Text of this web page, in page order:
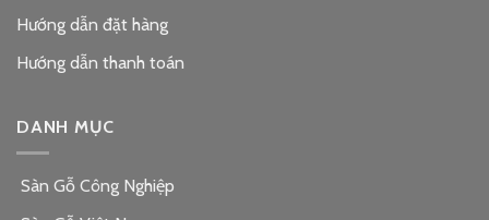
Hướng dẫn đặt hàng
Hướng dẫn thanh toán
DANH MỤC
Sàn Gỗ Công Nghiệp